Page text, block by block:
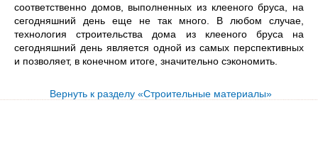
соответственно домов, выполненных из клееного бруса, на
сегодняшний день еще не так много. В любом случае,
технология строительства дома из клееного бруса на
сегодняшний день является одной из самых перспективных
и позволяет, в конечном итоге, значительно сэкономить.
Вернуть к разделу «Строительные материалы»